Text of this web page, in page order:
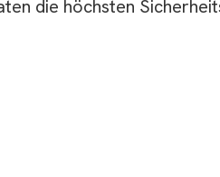
die höchsten